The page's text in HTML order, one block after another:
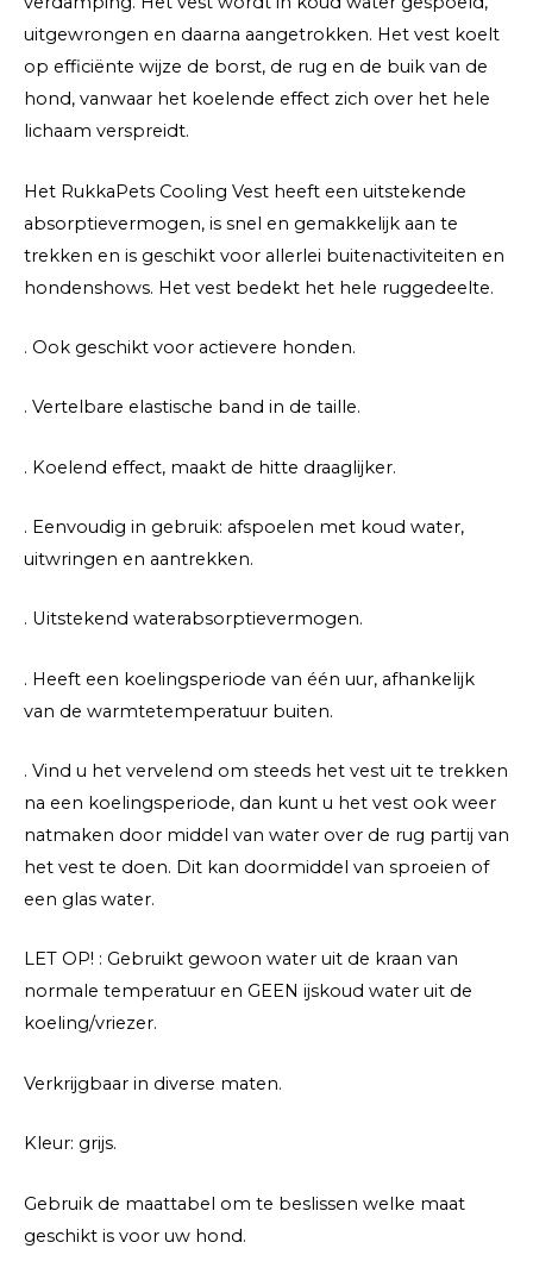
uitgewrongen en daarna aangetrokken. Het vest koelt
op efficiënte wijze de borst, de rug en de buik van de
hond, vanwaar het koelende effect zich over het hele
lichaam verspreidt.
Het RukkaPets Cooling Vest heeft een uitstekende
absorptievermogen, is snel en gemakkelijk aan te
trekken en is geschikt voor allerlei buitenactiviteiten en
hondenshows. Het vest bedekt het hele ruggedeelte.
. Ook geschikt voor actievere honden.
. Vertelbare elastische band in de taille.
. Koelend effect, maakt de hitte draaglijker.
. Eenvoudig in gebruik: afspoelen met koud water,
uitwringen en aantrekken.
. Uitstekend waterabsorptievermogen.
. Heeft een koelingsperiode van één uur, afhankelijk
van de warmtetemperatuur buiten.
. Vind u het vervelend om steeds het vest uit te trekken
na een koelingsperiode, dan kunt u het vest ook weer
natmaken door middel van water over de rug partij van
het vest te doen. Dit kan doormiddel van sproeien of
een glas water.
LET OP! : Gebruikt gewoon water uit de kraan van
normale temperatuur en GEEN ijskoud water uit de
koeling/vriezer.
Verkrijgbaar in diverse maten.
Kleur: grijs.
Gebruik de maattabel om te beslissen welke maat
geschikt is voor uw hond.